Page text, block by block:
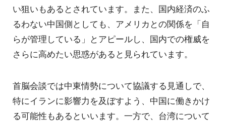
い狙いもあるとされています。また、国内経済のふ
るわない中国側としても、アメリカとの関係を「自
らが管理している」とアピールし、国内での権威を
さらに高めたい思惑があると見られています。
首脳会談では中東情勢について協議する見通しで、
特にイランに影響力を及ぼすよう、中国に働きかけ
る可能性もあるといいます。一方で、台湾について